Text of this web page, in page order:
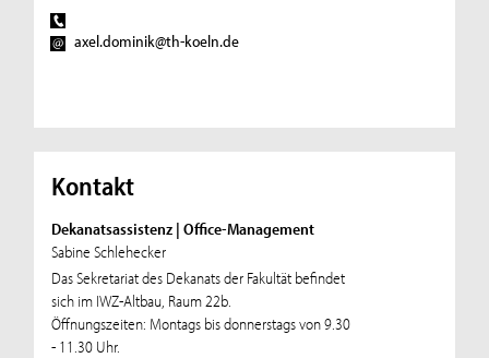
axel.dominik@th-koeln.de
Kontakt
Dekanatsassistenz | Office-Management
Sabine Schlehecker
Das Sekretariat des Dekanats der Fakultät befindet
sich im IWZ-Altbau, Raum 22b.
Öffnungszeiten: Montags bis donnerstags von 9.30
- 11.30 Uhr.